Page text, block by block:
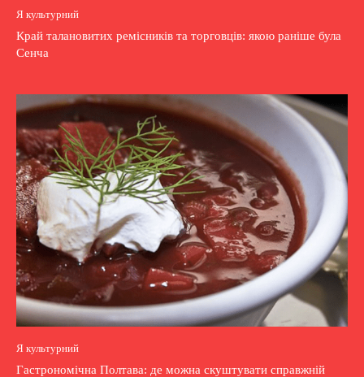
Я культурний
Край талановитих ремісників та торговців: якою раніше була
Сенча
Я культурний
Гастрономічна Полтава: де можна скуштувати справжній